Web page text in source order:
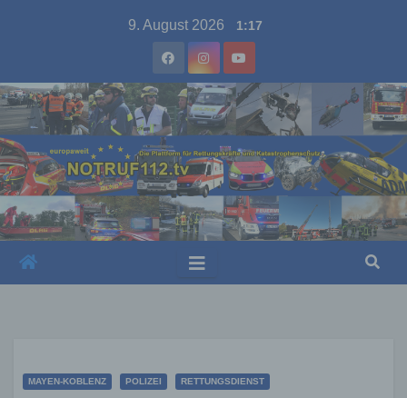
9. August 2026 1:17
MAYEN-KOBLENZ POLIZEI RETTUNGSDIENST